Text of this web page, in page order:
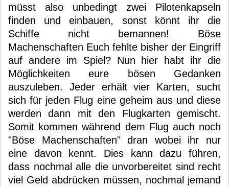
müsst also unbedingt zwei Pilotenkapseln
finden und einbauen, sonst könnt ihr die
Schiffe nicht bemannen! Böse
Machenschaften Euch fehlte bisher der Eingriff
auf andere im Spiel? Nun hier habt ihr die
Möglichkeiten eure bösen Gedanken
auszuleben. Jeder erhält vier Karten, sucht
sich für jeden Flug eine geheim aus und diese
werden dann mit den Flugkarten gemischt.
Somit kommen während dem Flug auch noch
"Böse Machenschaften" dran wobei ihr nur
eine davon kennt. Dies kann dazu führen,
dass nochmal alle die unvorbereitet sind recht
viel Geld abdrücken müssen, nochmal jemand